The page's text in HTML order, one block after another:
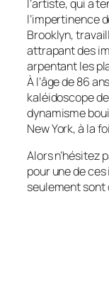
l’artiste, qui a
l’impertinence
Brooklyn,
attrapant des
arpentant les
À l’âge de 86
kaléidoscope
dynamisme
New York, à la
Alors n’hésitez
pour une de
seulement sont